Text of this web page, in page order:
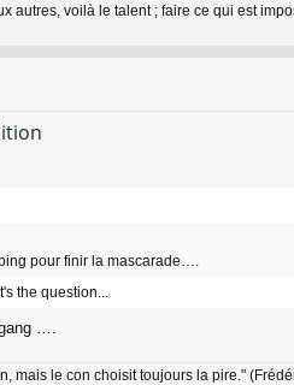
autres, voilà le talent ; faire ce qui est
pour finir la mascarade….
the question...
….
mais le con choisit toujours la pire."